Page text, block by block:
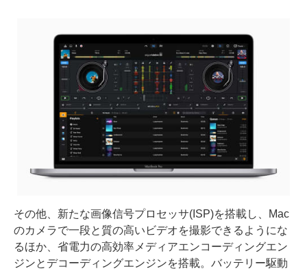
その他、新たな画像信号プロセッサ(ISP)を搭載し、Mac
のカメラで一段と質の高いビデオを撮影できるようにな
るほか、省電力の高効率メディアエンコーディングエン
ジンとデコーディングエンジンを搭載。バッテリー駆動